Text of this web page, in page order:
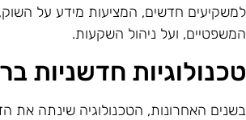
חדשים, המציעות מידע על
ועל ניהול השקעות.
חדשניות
האחרונות, הטכנולוגיה שינתה את